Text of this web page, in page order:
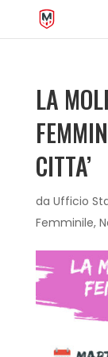
LA
CITTA’
da Ufficio
Femminile,